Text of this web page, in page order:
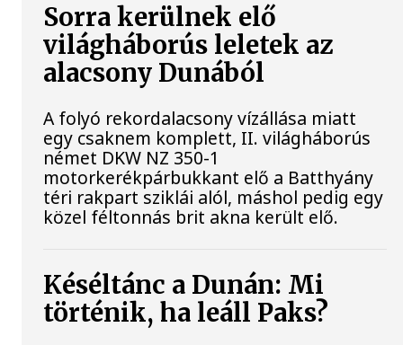
Sorra kerülnek elő
világháborús leletek az
alacsony Dunából
A folyó rekordalacsony vízállása miatt
egy csaknem komplett, II. világháborús
német DKW NZ 350-1
motorkerékpárbukkant elő a Batthyány
téri rakpart sziklái alól, máshol pedig egy
közel féltonnás brit akna került elő.
Késéltánc a Dunán: Mi
történik, ha leáll Paks?